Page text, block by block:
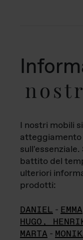
I nostri mobili
atteggiamento
battito del
ulteriori
prodotti:
DANIEL - EMMA
HUGO,
MARTA -